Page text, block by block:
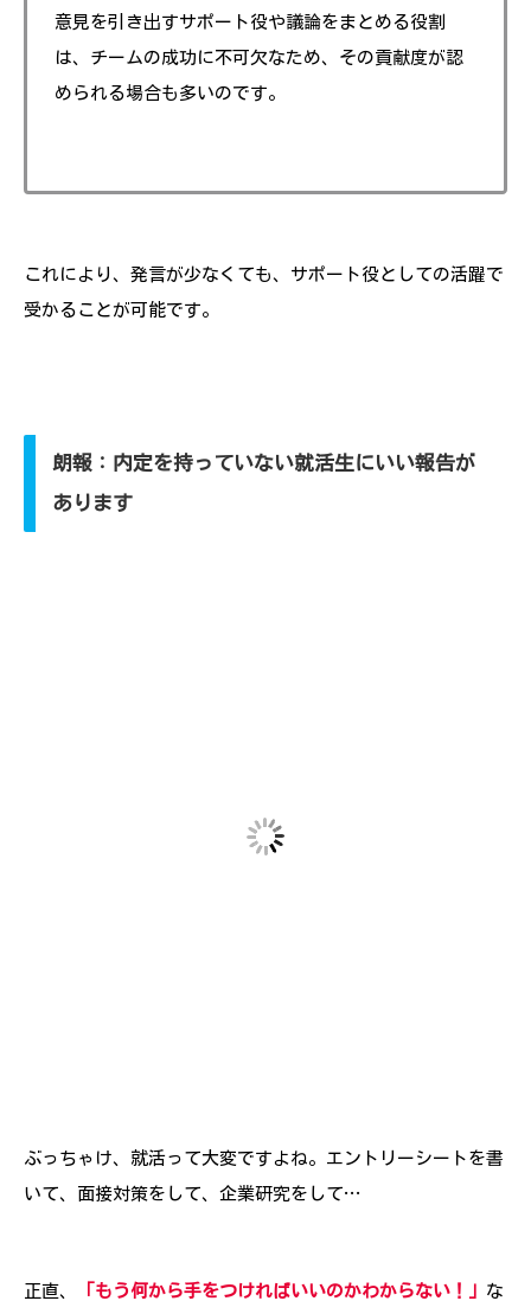
意見を引き出すサポート役や議論をまとめる役割
は、チームの成功に不可欠なため、その貢献度が認
められる場合も多いのです。
これにより、発言が少なくても、サポート役としての活躍で
受かることが可能です。
朗報：内定を持っていない就活生にいい報告が
あります
ぶっちゃけ、就活って大変ですよね。エントリーシートを書
いて、面接対策をして、企業研究をして…
正直、 「もう何から手をつければいいのかわからない！」 な